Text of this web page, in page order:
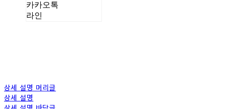
카카오톡
라인
상세 설명 머리글
상세 설명